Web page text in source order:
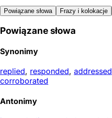
Powiązane słowa Frazy i kolokacje
Powiązane słowa
Synonimy
replied, responded, addressed
corroborated
Antonimy